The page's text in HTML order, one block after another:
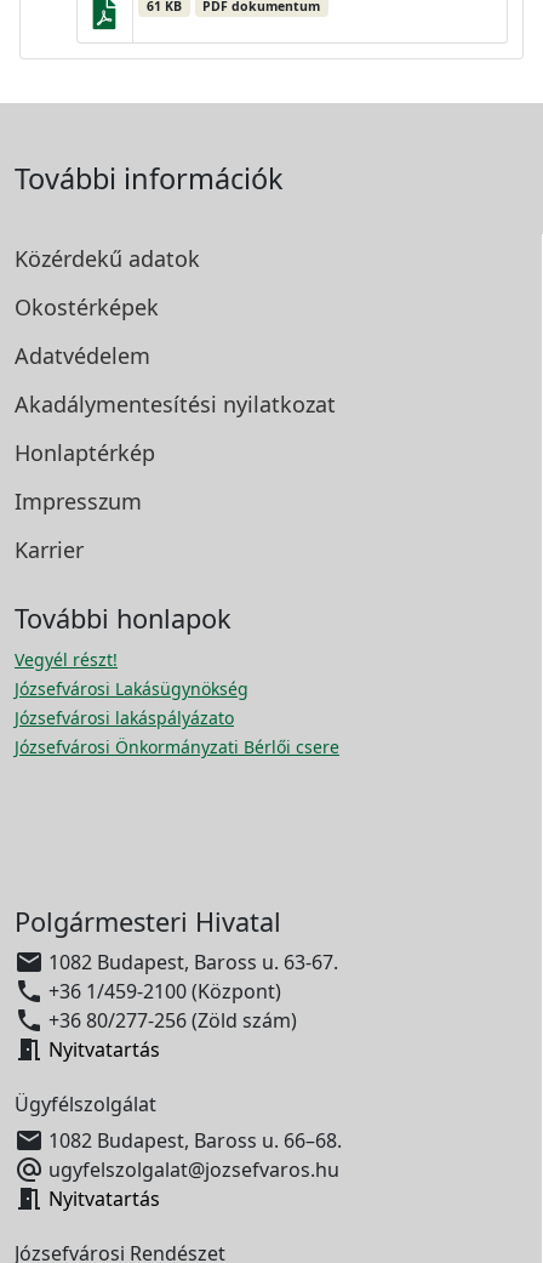
61 KB PDF dokumentum
További információk
Közérdekű adatok
Okostérképek
Adatvédelem
Akadálymentesítési nyilatkozat
Honlaptérkép
Impresszum
Karrier
További honlapok
Vegyél részt!
Józsefvárosi Lakásügynökség
Józsefvárosi lakáspályázato
Józsefvárosi Önkormányzati Bérlői csere
Polgármesteri Hivatal
 1082 Budapest, Baross u. 63-67.
 +36 1/459-2100 (Központ)
 +36 80/277-256 (Zöld szám)
 Nyitvatartás
Ügyfélszolgálat
 1082 Budapest, Baross u. 66–68.
 ugyfelszolgalat@jozsefvaros.hu
 Nyitvatartás
Józsefvárosi Rendészet